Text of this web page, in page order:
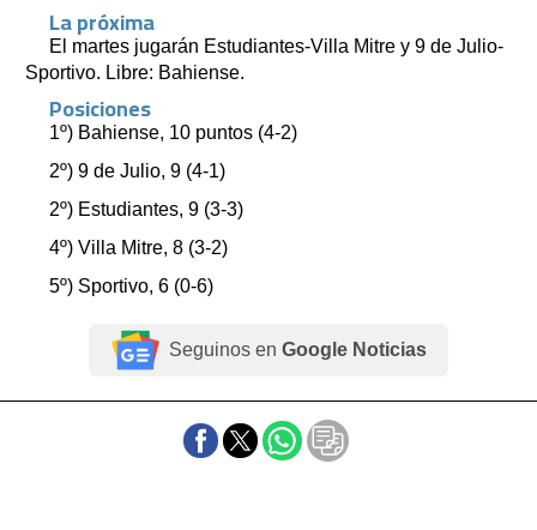
La próxima
El martes jugarán Estudiantes-Villa Mitre y 9 de Julio-
Sportivo. Libre: Bahiense.
Posiciones
1º) Bahiense, 10 puntos (4-2)
2º) 9 de Julio, 9 (4-1)
2º) Estudiantes, 9 (3-3)
4º) Villa Mitre, 8 (3-2)
5º) Sportivo, 6 (0-6)
Seguinos en Google Noticias